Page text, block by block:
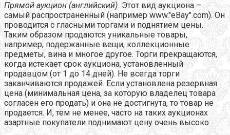
Прямой аукцион (английский). Этот вид аукциона –
самый распространенный (например www."eBay".com). Он
проводится с гласными торгами и поднятием цены.
Таким образом продаются уникальные товары,
например, подержанные вещи, коллекционные
предметы, вина и многое другое. Торги прекращаются,
когда истекает срок аукциона, установленный
продавцом (от 1 до 14 дней). Не всегда торги
заканчиваются продажей. Если установлена резервная
цена (минимальная цена, за которую владелец товара
согласен его продать) и она не достигнута, то товар не
продается. И, тем не менее, часто на таких аукционах
азартные покупатели поднимают цену очень высоко.